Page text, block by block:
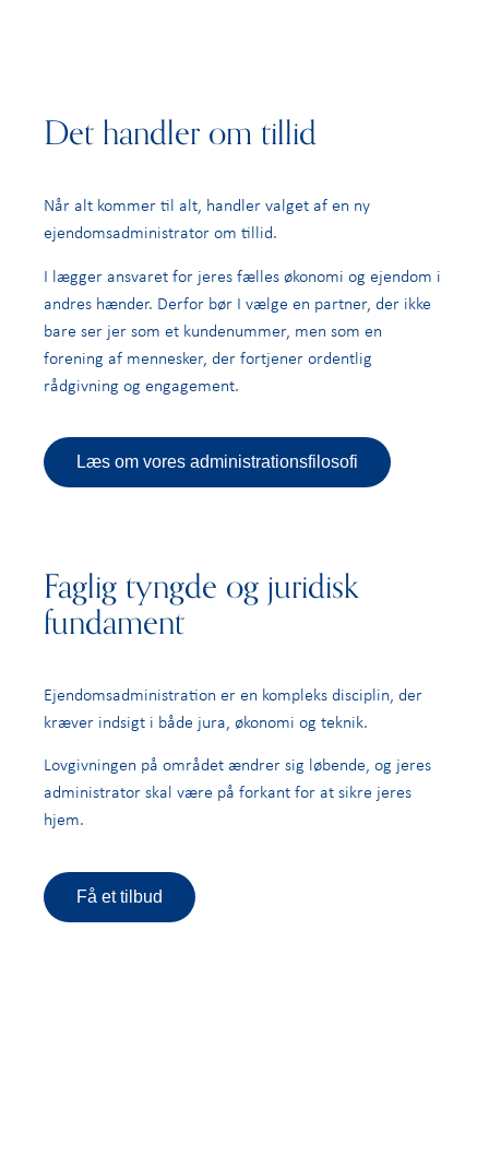
Det handler om tillid
Når alt kommer til alt, handler valget af en ny
ejendomsadministrator om tillid.
I lægger ansvaret for jeres fælles økonomi og ejendom i
andres hænder. Derfor bør I vælge en partner, der ikke
bare ser jer som et kundenummer, men som en
forening af mennesker, der fortjener ordentlig
rådgivning og engagement.
Læs om vores administrationsfilosofi
Faglig tyngde og juridisk
fundament
Ejendomsadministration er en kompleks disciplin, der
kræver indsigt i både jura, økonomi og teknik.
Lovgivningen på området ændrer sig løbende, og jeres
administrator skal være på forkant for at sikre jeres
hjem.
Få et tilbud